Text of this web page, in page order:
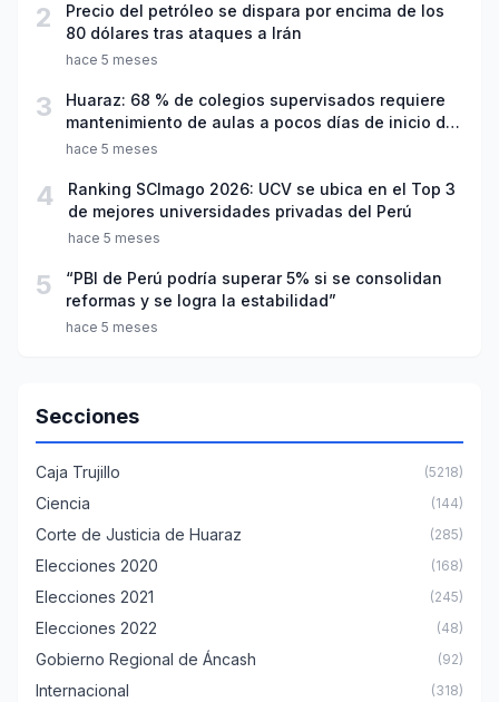
2
Precio del petróleo se dispara por encima de los
80 dólares tras ataques a Irán
hace 5 meses
3
Huaraz: 68 % de colegios supervisados requiere
mantenimiento de aulas a pocos días de inicio del
año escolar 2026
hace 5 meses
4
Ranking SCImago 2026: UCV se ubica en el Top 3
de mejores universidades privadas del Perú
hace 5 meses
5
“PBI de Perú podría superar 5% si se consolidan
reformas y se logra la estabilidad”
hace 5 meses
Secciones
Caja Trujillo (5218)
Ciencia (144)
Corte de Justicia de Huaraz (285)
Elecciones 2020 (168)
Elecciones 2021 (245)
Elecciones 2022 (48)
Gobierno Regional de Áncash (92)
Internacional (318)